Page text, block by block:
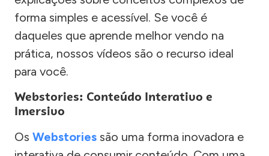
forma simples e acessível. Se você é
daqueles que aprende melhor vendo na
prática, nossos vídeos são o recurso ideal
para você.
Webstories: Conteúdo Interativo e
Imersivo
Os Webstories são uma forma inovadora e